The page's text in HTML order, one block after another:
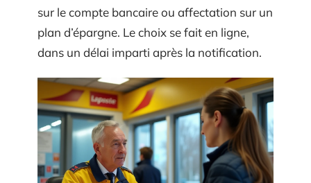
sur le compte bancaire ou affectation sur un
plan d’épargne. Le choix se fait en ligne,
dans un délai imparti après la notification.